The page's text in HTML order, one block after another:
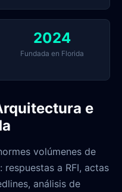
2024
Fundada en Florida
e
volúmenes de
a RFI, actas
análisis de